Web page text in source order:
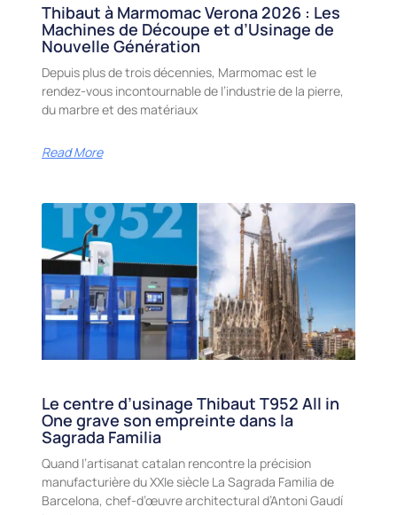
Thibaut à Marmomac Verona 2026 : Les
Machines de Découpe et d’Usinage de
Nouvelle Génération
Depuis plus de trois décennies, Marmomac est le
rendez-vous incontournable de l’industrie de la pierre,
du marbre et des matériaux
Read More
Le centre d’usinage Thibaut T952 All in
One grave son empreinte dans la
Sagrada Familia
Quand l’artisanat catalan rencontre la précision
manufacturière du XXIe siècle La Sagrada Familia de
Barcelona, chef-d’œuvre architectural d’Antoni Gaudí